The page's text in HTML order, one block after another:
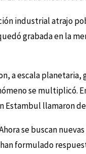
industrial atrajo
grabada en la
a escala
se multiplicó.
Estambul llamaron
se buscan
formulado